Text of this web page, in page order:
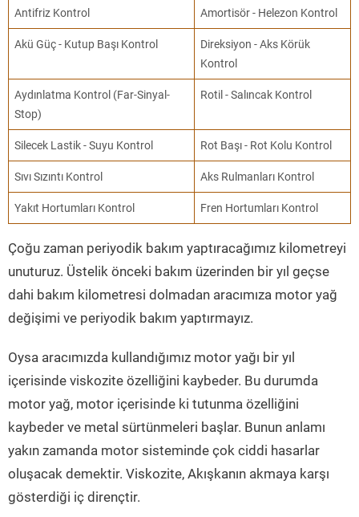
Antifriz Kontrol Amortisör - Helezon Kontrol
Akü Güç - Kutup Başı Kontrol
Direksiyon - Aks Körük
Kontrol
Aydınlatma Kontrol (Far-Sinyal-
Stop)
Rotil - Salıncak Kontrol
Silecek Lastik - Suyu Kontrol Rot Başı - Rot Kolu Kontrol
Sıvı Sızıntı Kontrol Aks Rulmanları Kontrol
Yakıt Hortumları Kontrol Fren Hortumları Kontrol
Çoğu zaman periyodik bakım yaptıracağımız kilometreyi
unuturuz. Üstelik önceki bakım üzerinden bir yıl geçse
dahi bakım kilometresi dolmadan aracımıza motor yağ
değişimi ve periyodik bakım yaptırmayız.
Oysa aracımızda kullandığımız motor yağı bir yıl
içerisinde viskozite özelliğini kaybeder. Bu durumda
motor yağ, motor içerisinde ki tutunma özelliğini
kaybeder ve metal sürtünmeleri başlar. Bunun anlamı
yakın zamanda motor sisteminde çok ciddi hasarlar
oluşacak demektir. Viskozite, Akışkanın akmaya karşı
gösterdiği iç dirençtir.